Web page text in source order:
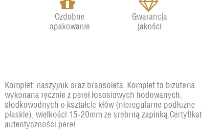
Ozdobne
opakowanie
Gwarancja
jakości
Komplet: naszyjnik oraz bransoleta. Komplet to biżuteria
wykonana ręcznie z pereł łososiowych hodowanych,
słodkowodnych o kształcie kłów (nieregularne podłużne
płaskie), wielkości 15-20mm ze srebrną zapinką.Certyfikat
autentyczności pereł.